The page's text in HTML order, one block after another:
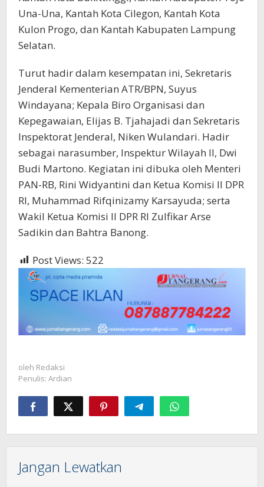
Una-Una, Kantah Kota Cilegon, Kantah Kota
Kulon Progo, dan Kantah Kabupaten Lampung
Selatan.
Turut hadir dalam kesempatan ini, Sekretaris
Jenderal Kementerian ATR/BPN, Suyus
Windayana; Kepala Biro Organisasi dan
Kepegawaian, Elijas B. Tjahajadi dan Sekretaris
Inspektorat Jenderal, Niken Wulandari. Hadir
sebagai narasumber, Inspektur Wilayah II, Dwi
Budi Martono. Kegiatan ini dibuka oleh Menteri
PAN-RB, Rini Widyantini dan Ketua Komisi II DPR
RI, Muhammad Rifqinizamy Karsayuda; serta
Wakil Ketua Komisi II DPR RI Zulfikar Arse
Sadikin dan Bahtra Banong.
Post Views: 522
oleh Redaksi
Penulis: Ardian
Jangan Lewatkan